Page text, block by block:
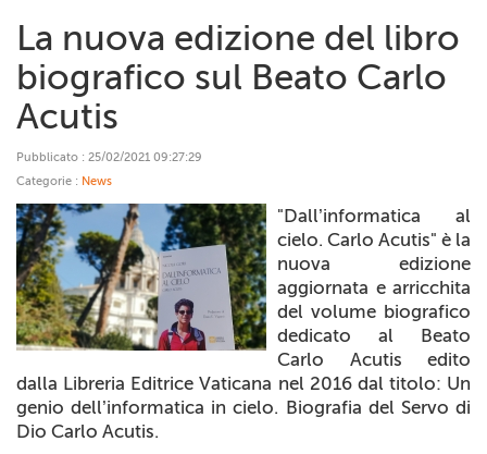
+
VATICANO
+
CHIESA
+
RIVISTE
+
CEI
AUTORI VARI
La nuova edizione del libro
biografico sul Beato Carlo
Acutis
Pubblicato : 25/02/2021 09:27:29
Categorie : News
"Dall’informatica al
cielo. Carlo Acutis" è la
nuova edizione
aggiornata e arricchita
del volume biografico
dedicato al Beato
Carlo Acutis edito
dalla Libreria Editrice Vaticana nel 2016 dal titolo: Un
genio dell’informatica in cielo. Biografia del Servo di
Dio Carlo Acutis.